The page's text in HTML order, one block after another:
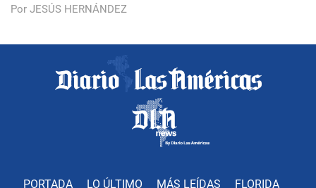
Por JESÚS HERNÁNDEZ
PORTADA LO ÚLTIMO MÁS LEÍDAS FLORIDA